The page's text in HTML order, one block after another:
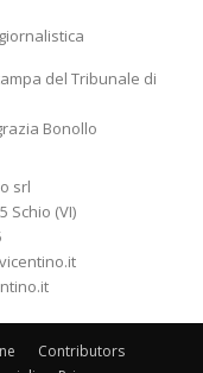
del Tribunale di
Bonollo
srl
Schio (VI)
Contributors